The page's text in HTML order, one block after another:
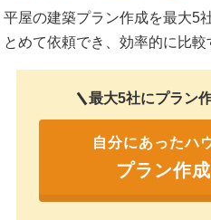
平屋の建築プラン作成を最大5
とめて依頼でき、効率的に比較
最大5社にプラン
自分にあったハ
プラン作